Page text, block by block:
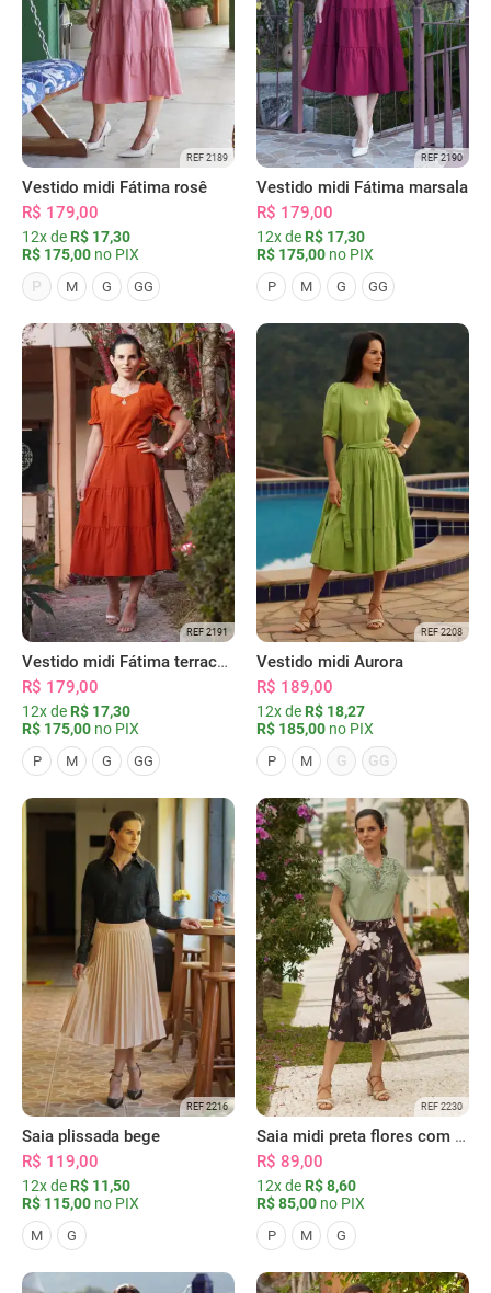
REF 2189
Vestido midi Fátima rosê
R$ 179,00
12x de R$ 17,30
R$ 175,00 no PIX
P
M G GG
REF 2190
Vestido midi Fátima marsala
R$ 179,00
12x de R$ 17,30
R$ 175,00 no PIX
P M G GG
REF 2191
Vestido midi Fátima terracota
R$ 179,00
12x de R$ 17,30
R$ 175,00 no PIX
P M G GG
REF 2208
Vestido midi Aurora
R$ 189,00
12x de R$ 18,27
R$ 185,00 no PIX
P M G GG
REF 2216
Saia plissada bege
R$ 119,00
12x de R$ 11,50
R$ 115,00 no PIX
M G
REF 2230
Saia midi preta flores com bolsos
R$ 89,00
12x de R$ 8,60
R$ 85,00 no PIX
P M G